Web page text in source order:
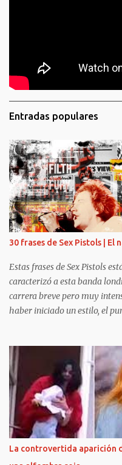
Entradas populares
30 frases de Sex Pistols | El
Estas frases de Sex Pistols
caracterizó a esta banda
carrera breve pero muy
haber iniciado un estilo, el
liarse a insultos con un
famosos por sus conciertos
acostumbraban, como
influenciar en toda una
harán recordar algunas de
más importantes del siglo XX
the UK . Sin duda, la sombra
influencia llega a nuestros
La controvertida aparición